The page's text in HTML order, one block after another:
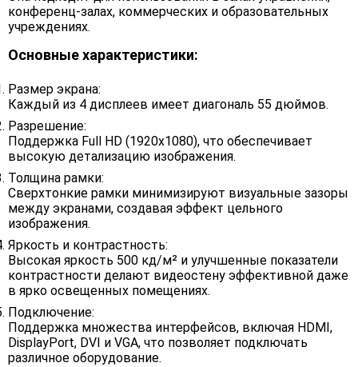
конференц-залах, коммерческих и образовательных
учреждениях.
Основные характеристики:
Размер экрана:
Каждый из 4 дисплеев имеет диагональ 55 дюймов.
Разрешение:
Поддержка Full HD (1920x1080), что обеспечивает
высокую детализацию изображения.
Толщина рамки:
Сверхтонкие рамки минимизируют визуальные зазоры
между экранами, создавая эффект цельного
изображения.
Яркость и контрастность:
Высокая яркость 500 кд/м² и улучшенные показатели
контрастности делают видеостену эффективной даже
в ярко освещенных помещениях.
Подключение:
Поддержка множества интерфейсов, включая HDMI,
DisplayPort, DVI и VGA, что позволяет подключать
различное оборудование.